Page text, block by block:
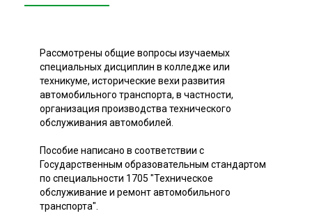
Рассмотрены общие вопросы изучаемых
специальных дисциплин в колледже или
техникуме, исторические вехи развития
автомобильного транспорта, в частности,
организация производства технического
обслуживания автомобилей.
Пособие написано в соответствии с
Государственным образовательным стандартом
по специальности 1705 "Техническое
обслуживание и ремонт автомобильного
транспорта".